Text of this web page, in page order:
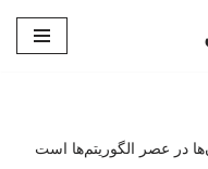
در عصر الگوریتم‌ها است